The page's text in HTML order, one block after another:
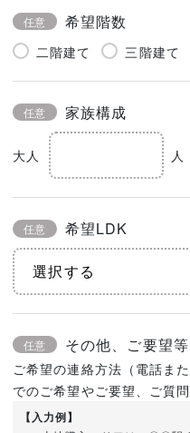
任意 希望階数
二階建て 三階建て
任意 家族構成
大人 人
任意 希望LDK
任意 その他、ご要望等
ご希望の連絡方法（電話ま
でのご希望やご要望、ご質
【入力例】